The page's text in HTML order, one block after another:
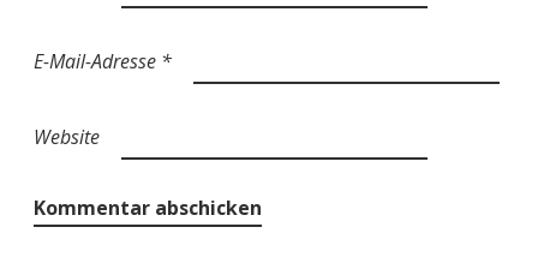
E-Mail-Adresse *
Website